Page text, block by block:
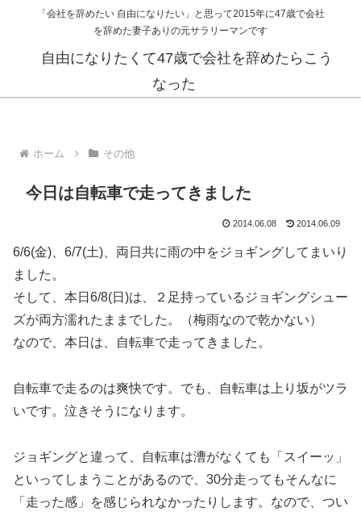
「会社を辞めたい 自由になりたい」と思って2015年に47歳で会社
を辞めた妻子ありの元サラリーマンです
自由になりたくて47歳で会社を辞めたらこう
なった
ホーム その他
今日は自転車で走ってきました
2014.06.08 2014.06.09
6/6(金)、6/7(土)、両日共に雨の中をジョギングしてまいり
ました。
そして、本日6/8(日)は、２足持っているジョギングシュー
ズが両方濡れたままでした。（梅雨なので乾かない）
なので、本日は、自転車で走ってきました。
自転車で走るのは爽快です。でも、自転車は上り坂がツラ
いです。泣きそうになります。
ジョギングと違って、自転車は漕がなくても「スイーッ」
といってしまうことがあるので、30分走ってもそんなに
「走った感」を感じられなかったりします。なので、つい